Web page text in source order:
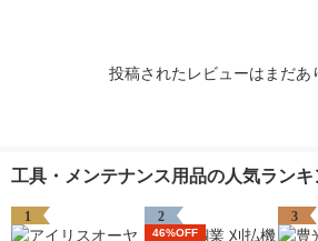
投稿されたレビューはまだあ
工具・メンテナンス用品の人気ランキ
1 2
46%OFF
3